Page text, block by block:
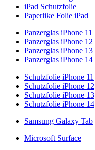
iPad Schutzfolie
Paperlike Folie iPad
Panzerglas iPhone 11
Panzerglas iPhone 12
Panzerglas iPhone 13
Panzerglas iPhone 14
Schutzfolie iPhone 11
Schutzfolie iPhone 12
Schutzfolie iPhone 13
Schutzfolie iPhone 14
Samsung Galaxy Tab
Microsoft Surface